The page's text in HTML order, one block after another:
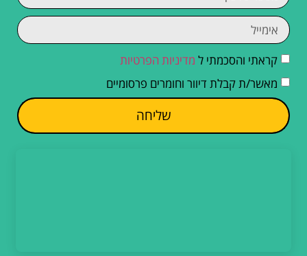
קראתי והסכמתי ל מדיניות הפרטיות
מאשר/ת קבלת דיוור וחומרים פרסומיים
שליחה